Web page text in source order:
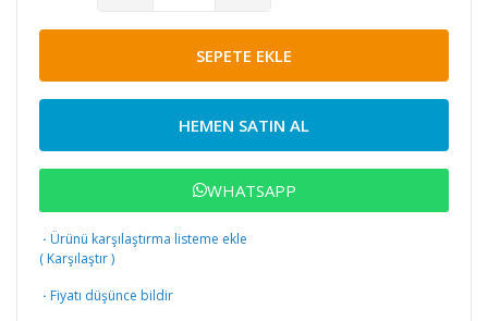
SEPETE EKLE
HEMEN SATIN AL
WHATSAPP
· Ürünü karşılaştırma listeme ekle
( Karşılaştır)
· Fiyatı düşünce bildir